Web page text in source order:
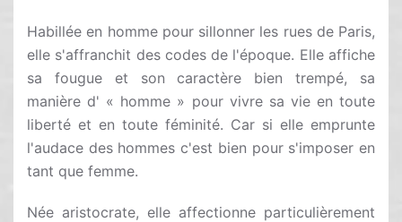
Habillée en homme pour sillonner les rues de Paris,
elle s'affranchit des codes de l'époque. Elle affiche
sa fougue et son caractère bien trempé, sa
manière d' « homme » pour vivre sa vie en toute
liberté et en toute féminité. Car si elle emprunte
l'audace des hommes c'est bien pour s'imposer en
tant que femme.
Née aristocrate, elle affectionne particulièrement